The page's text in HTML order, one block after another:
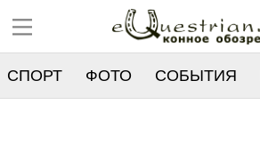
СПОРТ ФОТО СОБЫТИЯ